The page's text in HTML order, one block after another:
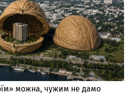
можна, чужим не дамо